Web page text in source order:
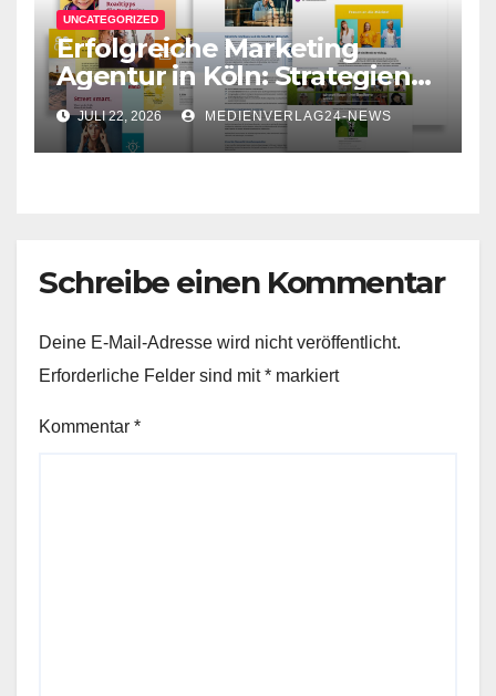
UNCATEGORIZED
Erfolgreiche Marketing
Agentur in Köln: Strategien
für Ihr Unternehmen
JULI 22, 2026 MEDIENVERLAG24-NEWS
Schreibe einen Kommentar
Deine E-Mail-Adresse wird nicht veröffentlicht.
Erforderliche Felder sind mit* markiert
Kommentar *